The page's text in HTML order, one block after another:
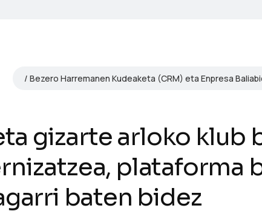
Bezero Harremanen Kudeaketa (CRM) eta Enpresa
gizarte arloko klub
plataforma
baten bidez